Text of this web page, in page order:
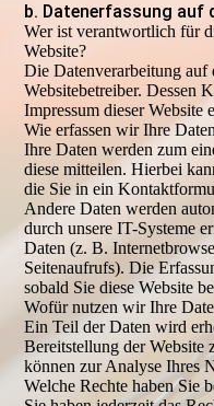
b. Datenerfassung auf
Wer ist verantwortlich für
Website?
Die Datenverarbeitung auf
Websitebetreiber. Dessen
Impressum dieser Website
Wie erfassen wir Ihre
Ihre Daten werden zum
diese mitteilen. Hierbei
die Sie in ein
Andere Daten werden
durch unsere IT-Systeme
Daten (z. B.
Seitenaufrufs). Die
sobald Sie diese Website
Wofür nutzen wir Ihre
Ein Teil der Daten wird
Bereitstellung der Website
können zur Analyse Ihres
Welche Rechte haben Sie